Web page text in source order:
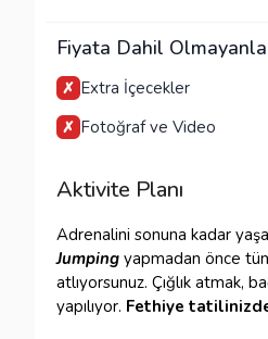
Fiyata Dahil
✗ Extra İçecekler
✗ Fotoğraf ve Video
Aktivite Planı
Adrenalini sonuna kadar
Jumping yapmadan önce
atlıyorsunuz. Çığlık atmak,
yapılıyor. Fethiye